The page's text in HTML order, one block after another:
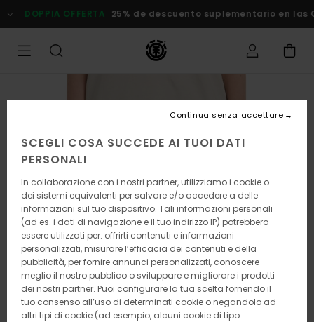
alle
informazioni
prodotto
DOPPIA OFFERTA 25% de descuento suplementario en las
SCEGLI COSA SUCCEDE AI TUOI DATI
PERSONALI
In collaborazione con i nostri partner, utilizziamo i cookie o
dei sistemi equivalenti per salvare e/o accedere a delle
informazioni sul tuo dispositivo. Tali informazioni personali
(ad es. i dati di navigazione e il tuo indirizzo IP) potrebbero
essere utilizzati per: offrirti contenuti e informazioni
personalizzati, misurare l’efficacia dei contenuti e della
pubblicità, per fornire annunci personalizzati, conoscere
meglio il nostro pubblico o sviluppare e migliorare i prodotti
dei nostri partner. Puoi configurare la tua scelta fornendo il
tuo consenso all’uso di determinati cookie o negandolo ad
altri tipi di cookie (ad esempio, alcuni cookie di tipo
Continua senza accettare